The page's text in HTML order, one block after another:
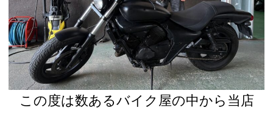
この度は数あるバイク屋の中から当店